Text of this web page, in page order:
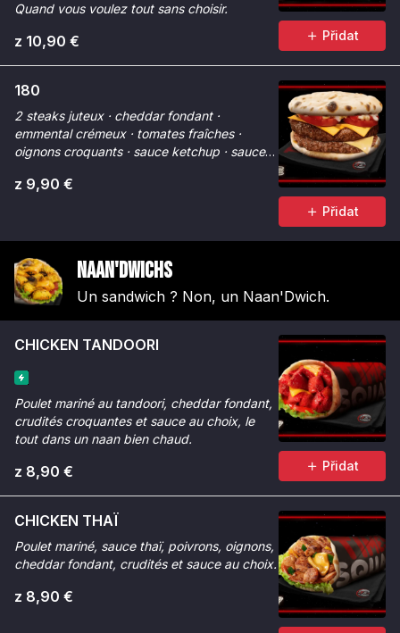
Quand vous voulez tout sans choisir.
z 10,90 € Přidat
180
2 steaks juteux · cheddar fondant ·
emmental crémeux · tomates fraîches ·
oignons croquants · sauce ketchup · sauce
z 9,90 €
Přidat
Naan'dwichs
Un sandwich ? Non, un Naan'Dwich.
CHICKEN TANDOORI
Poulet mariné au tandoori, cheddar fondant,
crudités croquantes et sauce au choix, le
tout dans un naan bien chaud.
z 8,90 € Přidat
CHICKEN THAÏ
Poulet mariné, sauce thaï, poivrons, oignons,
cheddar fondant, crudités et sauce au choix.
z 8,90 €